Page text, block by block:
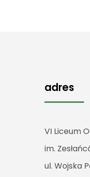
adres
VI Liceum
im.
ul. Wojska